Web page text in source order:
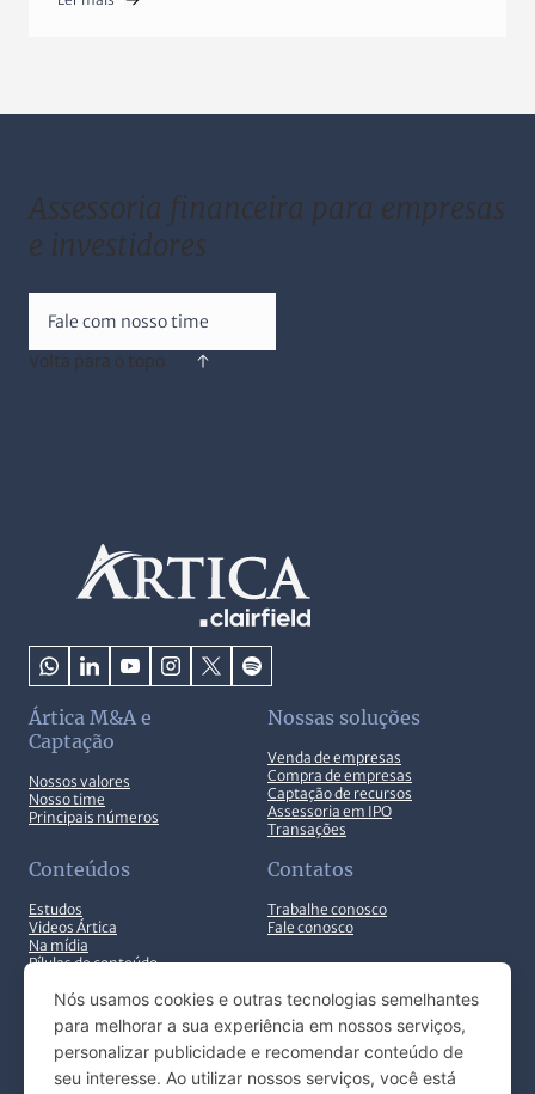
Assessoria financeira para empresas
e investidores
Fale com nosso time
Volta para o topo
Ártica M&A e
Captação
Nossos valores
Nosso time
Principais números
Nossas soluções
Venda de empresas
Compra de empresas
Captação de recursos
Assessoria em IPO
Transações
Conteúdos
Estudos
Videos Ártica
Na mídia
Pílulas de conteúdo
Contatos
Trabalhe conosco
Fale conosco
Nós usamos cookies e outras tecnologias semelhantes
para melhorar a sua experiência em nossos serviços,
personalizar publicidade e recomendar conteúdo de
seu interesse. Ao utilizar nossos serviços, você está